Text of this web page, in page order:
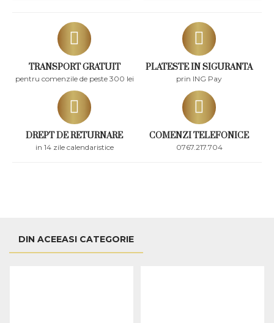
TRANSPORT GRATUIT
pentru comenzile de peste 300 lei
PLATESTE IN SIGURANTA
prin ING Pay
DREPT DE RETURNARE
in 14 zile calendaristice
COMENZI TELEFONICE
0767.217.704
DIN ACEEASI CATEGORIE